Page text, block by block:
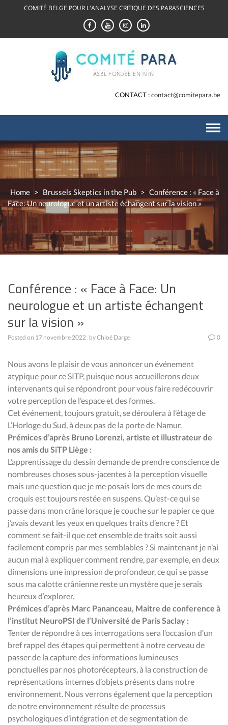
COMITÉ BELGE POUR L'ANALYSE CRITIQUE DES PARASCIENCES
CONTACT contact@comitepara.be
Home > Brussels Skeptics in the Pub > Conférence : « Face à
Face: Un neurologue et un artiste échangent sur la vision »
Conférence : « Face à Face: Un
neurologue et un artiste échangent
sur la vision »
Posted on 17 novembre 2022 byChloé Darge 0
Nous avons le plaisir de vous annoncer un événement
atypique pour ce SITP, puisque nous accueillerons deux
intervenants qui se répondront pour vous faire redécouvrir
votre perception de l’espace et des formes.
Cet événement, toujours gratuit, se déroulera à l’étage de
L’Horloge du Sud, à deux pas de la porte de Namur.
Prémices d’après Bruno Lorenzi, artiste et illustrateur de
nos amis du SiTP Liège :
L’apprentissage du dessin demande de prendre conscience de
nombreuses choses sous-jacentes à la perception visuelle
mais une question que je me posais lors de mes cours de
croquis est toujours restée en suspens. Qu’est-ce qui se
passe dans mon crâne lorsque je couche sur le papier ce que
j’avais devant les yeux en quelques traits d’encre ? Et
comment se fait-il que cet ensemble de traits soit aussi
facilement compris par mes semblables ? Si maintenant je n’ai
aucun mal à expliquer comment rendre, par exemple, en deux
dimensions une impression de profondeur, ce qui se passe
sous ma calotte crânienne reste un mystère que je serais
heureux d’explorer.
Prémices d’après Marc Pananceau, Maitre de conference à
l’institut NeuroPSI de l’Université de Paris Saclay :
Tenter de répondre à ces interrogations sera l’occasion d’un
bref rappel des étapes qui permettent à notre cerveau de
passer de la capture des informations lumineuses
ponctuelles par nos photorécepteurs, à la construction de
représentations internes d’objets présents dans notre
environnement. Nous verrons également que la perception
de notre environnement résulte de processus
psychologiques d’intégration et de segmentation de